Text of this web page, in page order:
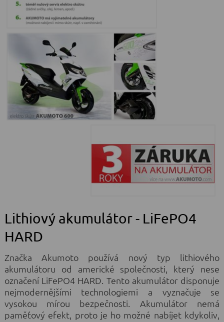
Lithiový akumulátor - LiFePO4
HARD
Značka Akumoto používá nový typ lithiového
akumulátoru od americké společnosti, který nese
označení LiFePO4 HARD. Tento akumulátor disponuje
nejmodernějšími technologiemi a vyznačuje se
vysokou mírou bezpečnosti. Akumulátor nemá
paměťový efekt, proto je ho možné nabíjet kdykoliv,